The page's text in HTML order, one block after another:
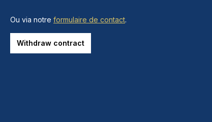
Ou via notre formulaire de contact.
Withdraw contract